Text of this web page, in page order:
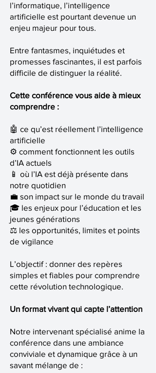
l’informatique, l’intelligence
artificielle est pourtant devenue un
enjeu majeur pour tous.
Entre fantasmes, inquiétudes et
promesses fascinantes, il est parfois
difficile de distinguer la réalité.
Cette conférence vous aide à mieux
comprendre :
🤖 ce qu’est réellement l’intelligence
artificielle
⚙️ comment fonctionnent les outils
d’IA actuels
📱 où l’IA est déjà présente dans
notre quotidien
💼 son impact sur le monde du travail
🎓 les enjeux pour l’éducation et les
jeunes générations
⚖️ les opportunités, limites et points
de vigilance
L’objectif : donner des repères
simples et fiables pour comprendre
cette révolution technologique.
Un format vivant qui capte l’attention
Notre intervenant spécialisé anime la
conférence dans une ambiance
conviviale et dynamique grâce à un
savant mélange de :